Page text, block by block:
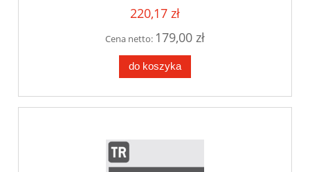
220,17 zł
Cena netto: 179,00 zł
do koszyka